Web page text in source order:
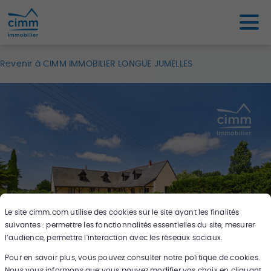
Le site cimm.comutilise des cookies sur le site ayant les finalités
suivantes : permettre les fonctionnalités essentielles du site, mesurer
l’audience, permettre l'interaction avec les réseaux sociaux.
Pour en savoir plus, vous pouvez consulter notre politique de cookies.
Revenir à CIMM IMMOBILIER ​LONGUE JUMELLES​
21photos